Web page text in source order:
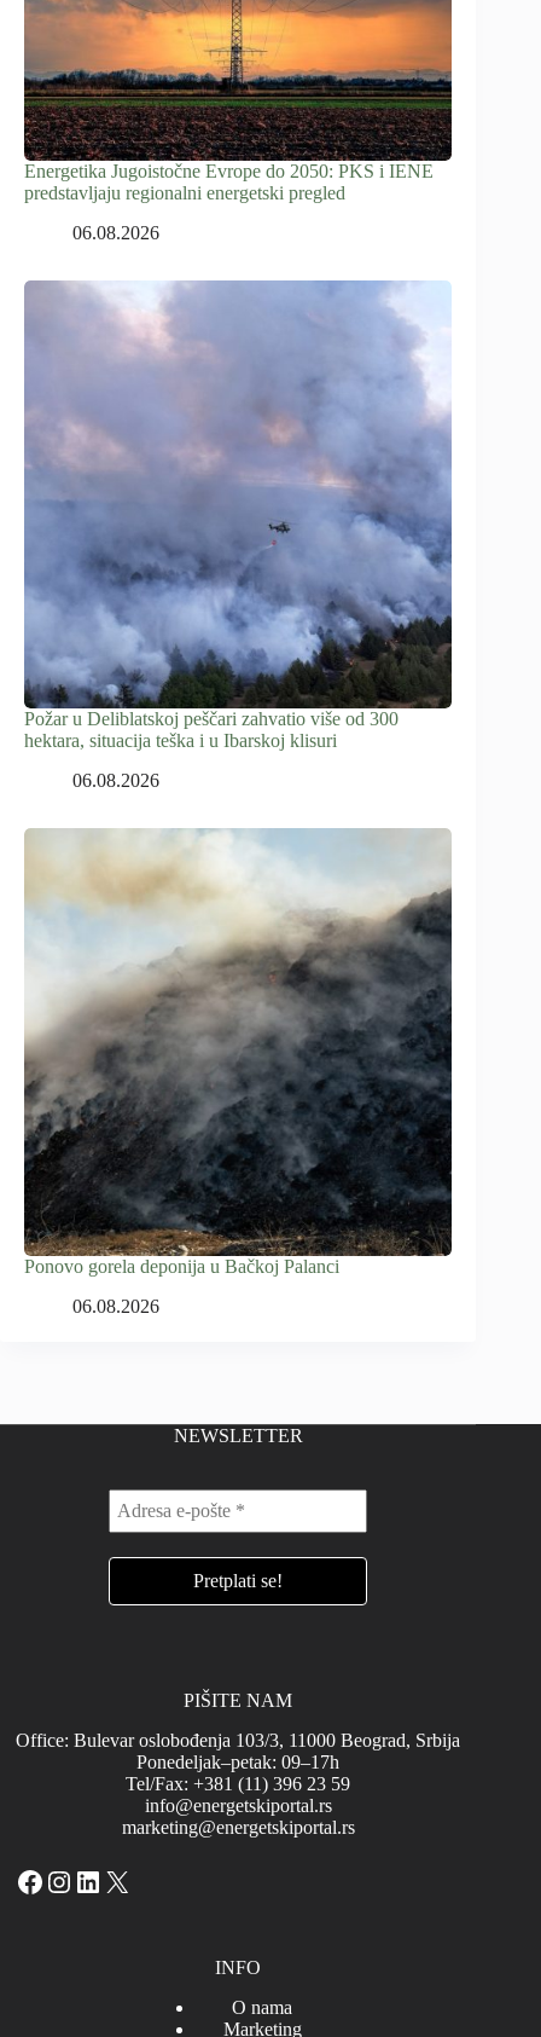
Energetika Jugoistočne Evrope do 2050: PKS i IENE
predstavljaju regionalni energetski pregled
06.08.2026
Požar u Deliblatskoj peščari zahvatio više od 300
hektara, situacija teška i u Ibarskoj klisuri
06.08.2026
Ponovo gorela deponija u Bačkoj Palanci
06.08.2026
NEWSLETTER
PIŠITE NAM
Office: Bulevar oslobođenja 103/3, 11000 Beograd, Srbija
Ponedeljak–petak: 09–17h
Tel/Fax: +381 (11) 396 23 59
info@energetskiportal.rs
marketing@energetskiportal.rs
Facebook
Instagram
LinkedIn
X
INFO
O nama
Marketing